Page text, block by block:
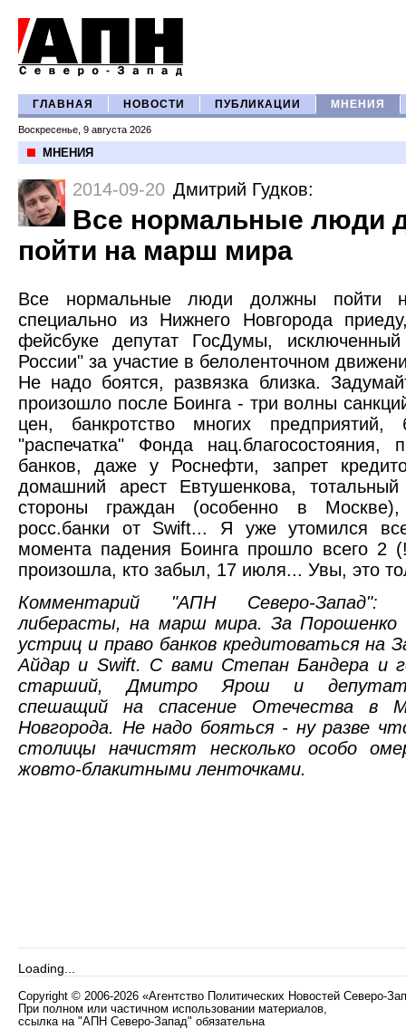
ГЛАВНАЯ НОВОСТИ ПУБЛИКАЦИИ МНЕНИЯ
Воскресенье, 9 августа 2026
МНЕНИЯ
2014-09-20 Дмитрий Гудков:
Все нормальные люди
пойти на марш мира
Все нормальные люди должны
специально из Нижнего Новгорода
фейсбуке депутат ГосДумы,
России" за участие в белоленточном
Не надо боятся, развязка близка.
произошло после Боинга - три волны
цен, банкротство многих предприятий,
"распечатка" Фонда
банков, даже у Роснефти, запрет
домашний арест Евтушенкова,
стороны граждан (особенно в Москве),
росс.банки от Swift... Я уже утомился
момента падения Боинга прошло всего 2
произошла, кто забыл, 17 июля... Увы, это
Комментарий "АПН Северо-Запад":
либерасты, на марш мира. За Порошенко
устриц и право банков кредитоваться на
Айдар и Swift. С вами Степан Бандера и
старший, Дмитро Ярош и депутат
спешащий на спасение Отечества в
Новгорода. Не надо бояться - ну разве
столицы начистят несколько особо
жовто-блакитными ленточками.
Loading...
Copyright © 2006-2026 «Агентство Политических Новостей Северо-
При полном или частичном использовании материалов,
ссылка на "АПН Северо-Запад" обязательна